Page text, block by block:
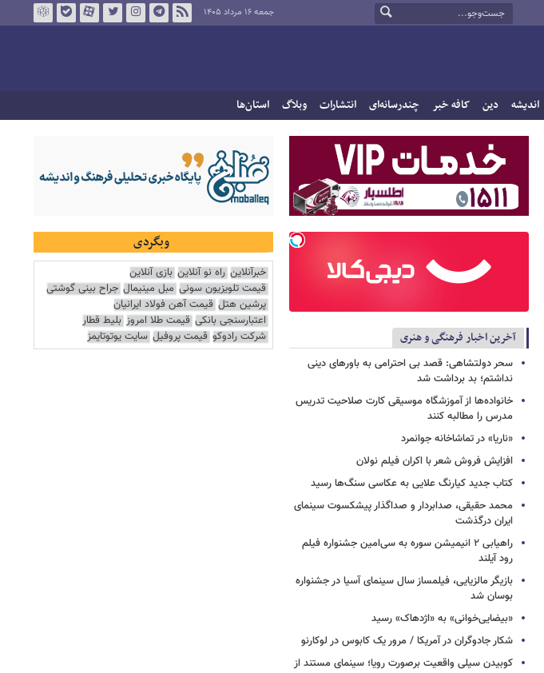
جمعه ۱۶ مرداد ۱۴۰۵
اندیشه دین کافه خبر چندرسانه‌ای انتشارات وبلاگ استان‌ها
آخرین اخبار فرهنگی و هنری
سحر دولتشاهی: قصد بی احترامی به باورهای دینی
نداشتم؛ بد برداشت شد
خانواده‌ها از آموزشگاه موسیقی کارت صلاحیت تدریس
مدرس را مطالبه کنند
«ناریا» در تماشاخانه جوانمرد
افزایش فروش شعر با اکران فیلم نولان
کتاب جدید کیارنگ علایی به عکاسی سنگ‌ها رسید
محمد حقیقی، صدابردار و صداگذار پیشکسوت سینمای
ایران درگذشت
راهیابی ۲ انیمیشن سوره به سی‌امین جشنواره فیلم
رود آیلند
بازیگر مالزیایی، فیلمساز سال سینمای آسیا در جشنواره
بوسان شد
«بیضایی‌خوانی» به «اژدهاک» رسید
شکار جادوگران در آمریکا / مرور یک کابوس در لوکارنو
کوبیدن سیلی واقعیت برصورت رویا؛ سینمای مستند از
وبگردی
خبرآنلاین راه نو آنلاین بازی آنلاین
قیمت تلویزیون سونی مبل مینیمال جراح بینی گوشتی
پرشین هتل قیمت آهن فولاد ایرانیان
اعتبارسنجی بانکی قیمت طلا امروز بلیط قطار
شرکت رادوکو قیمت پروفیل سایت یوتوتایمز